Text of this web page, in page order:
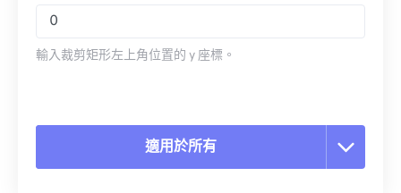
輸入裁剪矩形左上角位置的 y 座標。
適用於所有